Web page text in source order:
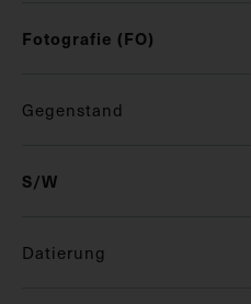
Fotografie (FO)
Gegenstand
S/W
Datierung